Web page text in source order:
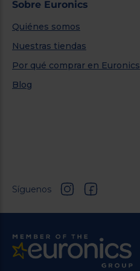
Sobre Euronics
Quiénes somos
Nuestras tiendas
Por qué comprar en Euronics
Blog
Síguenos